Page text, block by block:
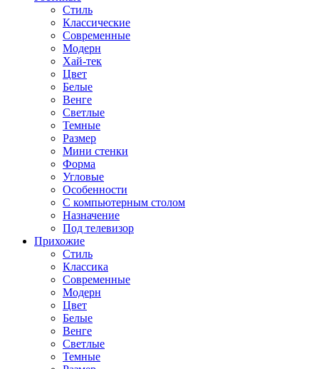
Стиль
Классические
Современные
Модерн
Хай-тек
Цвет
Белые
Венге
Светлые
Темные
Размер
Мини стенки
Форма
Угловые
Особенности
С компьютерным столом
Назначение
Под телевизор
Прихожие
Стиль
Классика
Современные
Модерн
Цвет
Белые
Венге
Светлые
Темные